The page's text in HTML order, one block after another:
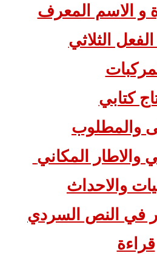
و الاسم المعرف
الثلاثي
والمطلوب
والاطار المكاني
والاحداث
في النص السردي
قراءة